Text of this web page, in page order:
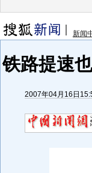
新闻
铁路提速
2007年04月16日